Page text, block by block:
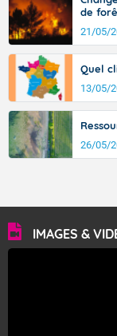
de
21/05/
Quel
13/05/
26/05/
IMAGES &